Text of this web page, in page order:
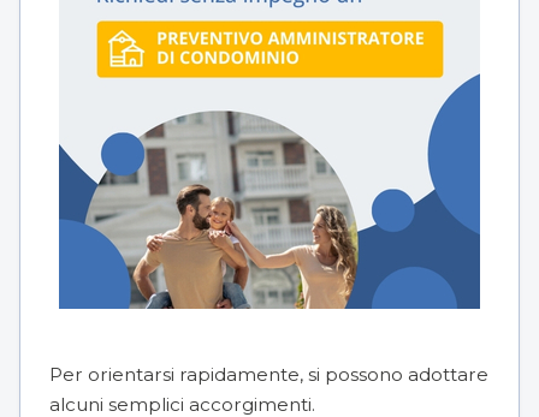
Per orientarsi rapidamente, si possono adottare
alcuni semplici accorgimenti.